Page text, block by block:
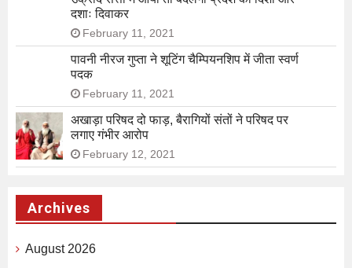
दशाः दिवाकर
February 11, 2021
पावनी नीरज गुप्ता ने शूटिंग चैम्पियनशिप में जीता स्वर्ण
पदक
February 11, 2021
अखाड़ा परिषद दो फाड़, बैरागियों संतों ने परिषद पर
लगाए गंभीर आरोप
February 12, 2021
Archives
August 2026